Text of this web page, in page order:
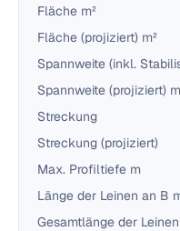
Fläche m²
Fläche (projiziert) m²
Spannweite (inkl.
Spannweite (projiziert) m
Streckung
Streckung (projiziert)
Max. Profiltiefe m
Länge der Leinen an B
Gesamtlänge der